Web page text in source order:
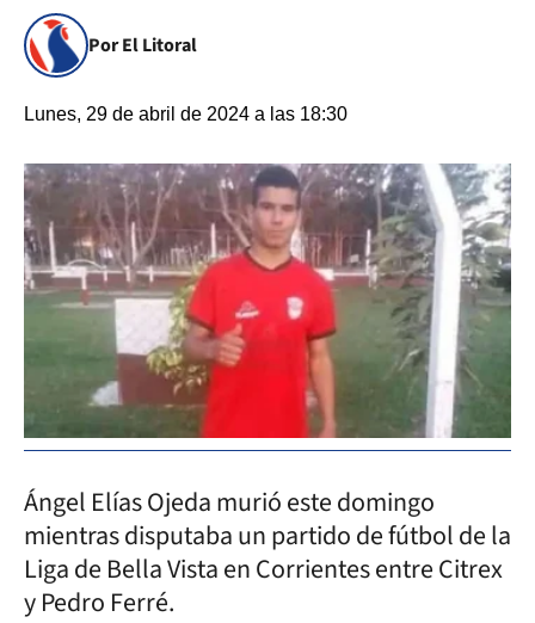
Por El Litoral
Lunes, 29 de abril de 2024 a las 18:30
Ángel Elías Ojeda murió este domingo
mientras disputaba un partido de fútbol de la
Liga de Bella Vista en Corrientes entre Citrex
y Pedro Ferré.